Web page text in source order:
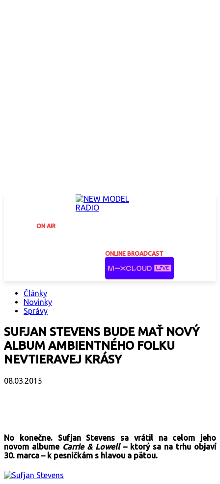
ON AIR
ONLINE BROADCAST
Články
Novinky
Správy
SUFJAN STEVENS BUDE MAŤ NOVÝ
ALBUM AMBIENTNÉHO FOLKU
NEVTIERAVEJ KRÁSY
08.03.2015
No konečne. Sufjan Stevens sa vrátil na celom jeho
novom albume Carrie & Lowell– ktorý sa na trhu objaví
30. marca – k pesničkám s hlavou a pätou.